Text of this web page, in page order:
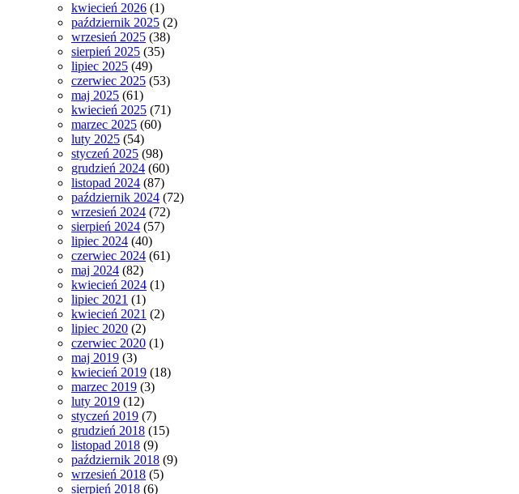
kwiecień 2026 (1)
październik 2025 (2)
wrzesień 2025 (38)
sierpień 2025 (35)
lipiec 2025 (49)
czerwiec 2025 (53)
maj 2025 (61)
kwiecień 2025 (71)
marzec 2025 (60)
luty 2025 (54)
styczeń 2025 (98)
grudzień 2024 (60)
listopad 2024 (87)
październik 2024 (72)
wrzesień 2024 (72)
sierpień 2024 (57)
lipiec 2024 (40)
czerwiec 2024 (61)
maj 2024 (82)
kwiecień 2024 (1)
lipiec 2021 (1)
kwiecień 2021 (2)
lipiec 2020 (2)
czerwiec 2020 (1)
maj 2019 (3)
kwiecień 2019 (18)
marzec 2019 (3)
luty 2019 (12)
styczeń 2019 (7)
grudzień 2018 (15)
listopad 2018 (9)
październik 2018 (9)
wrzesień 2018 (5)
sierpień 2018 (6)